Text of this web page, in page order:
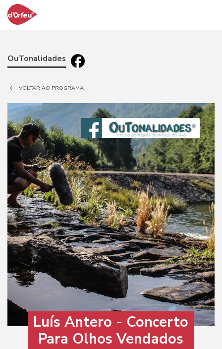
OuTonalidades
VOLTAR AO PROGRAMA
Luís Antero - Concerto
Para Olhos Vendados